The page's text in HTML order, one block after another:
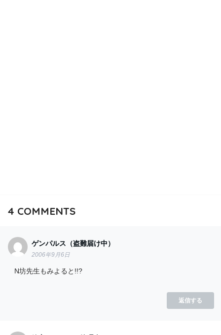
4 COMMENTS
ゲンパルス（盗難届け中）
2006年9月6日
N坊先生もみよると!!?
返信する